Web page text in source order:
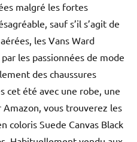
malgré les fortes
sauf s’il s’agit de
les Vans Ward
les passionnées de mode
des chaussures
cet été avec une robe, une
vous trouverez les
coloris Suede Canvas Black